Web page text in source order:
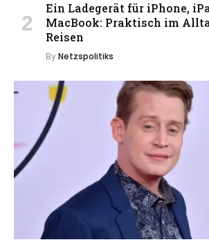
Ein Ladegerät für iPhone,
MacBook: Praktisch im
Reisen
ByNetzspolitiks